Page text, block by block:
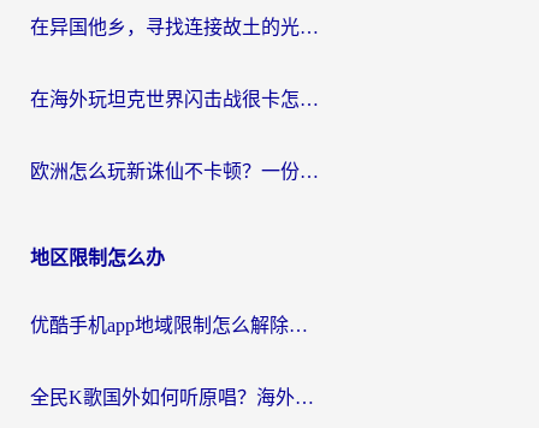
在异国他乡，寻找连接故土的光明大陆免费加速器
在海外玩坦克世界闪击战很卡怎么办？老玩家亲测有效的加速器选择指南
欧洲怎么玩新诛仙不卡顿？一份给海外游子的国服游戏畅玩指南
地区限制怎么办
优酷手机app地域限制怎么解除？海外党亲测有效的追剧方案
全民K歌国外如何听原唱？海外党亲测有效的回国加速器选择指南